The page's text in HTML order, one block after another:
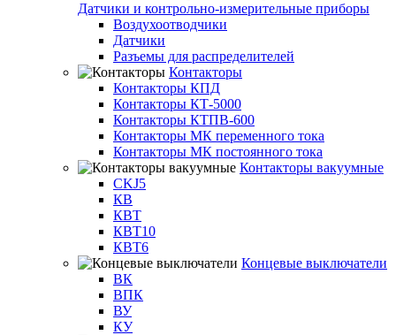
Датчики и контрольно-измерительные приборы
Воздухоотводчики
Датчики
Разъемы для распределителей
Контакторы
Контакторы КПД
Контакторы КТ-5000
Контакторы КТПВ-600
Контакторы МК переменного тока
Контакторы МК постоянного тока
Контакторы вакуумные
CKJ5
КВ
КВТ
КВТ10
КВТ6
Концевые выключатели
ВК
ВПК
ВУ
КУ